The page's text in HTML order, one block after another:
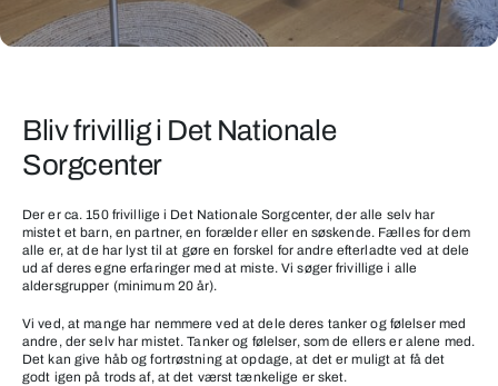
andre
Bliv frivillig i Det Nationale
Sorgcenter
Der er ca. 150 frivillige i Det Nationale Sorgcenter, der alle selv har
mistet et barn, en partner, en forælder eller en søskende. Fælles for dem
alle er, at de har lyst til at gøre en forskel for andre efterladte ved at dele
ud af deres egne erfaringer med at miste. Vi søger frivillige i alle
aldersgrupper (minimum 20 år).
Vi ved, at mange har nemmere ved at dele deres tanker og følelser med
andre, der selv har mistet. Tanker og følelser, som de ellers er alene med.
Det kan give håb og fortrøstning at opdage, at det er muligt at få det
godt igen på trods af, at det værst tænkelige er sket.